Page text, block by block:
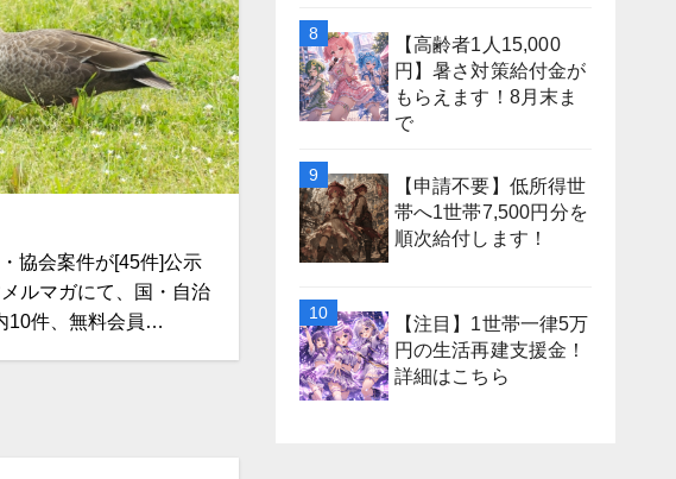
協会案件が[45件]公示
ルマガにて、国・自治
10件、無料会員…
【高齢者1人15,000
円】暑さ対策給付金が
もらえます！8月末ま
で
【申請不要】低所得世
帯へ1世帯7,500円分を
順次給付します！
【注目】1世帯一律5万
円の生活再建支援金！
詳細はこちら